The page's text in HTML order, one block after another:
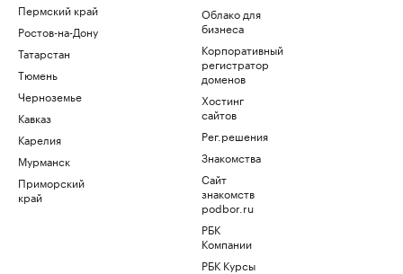
Пермский край
Ростов-на-Дону
Татарстан
Тюмень
Черноземье
Кавказ
Карелия
Мурманск
Приморский
край
Облако для
бизнеса
Корпоративный
регистратор
доменов
Хостинг
сайтов
Рег.решения
Знакомства
Сайт
знакомств
podbor.ru
РБК
Компании
РБК Курсы